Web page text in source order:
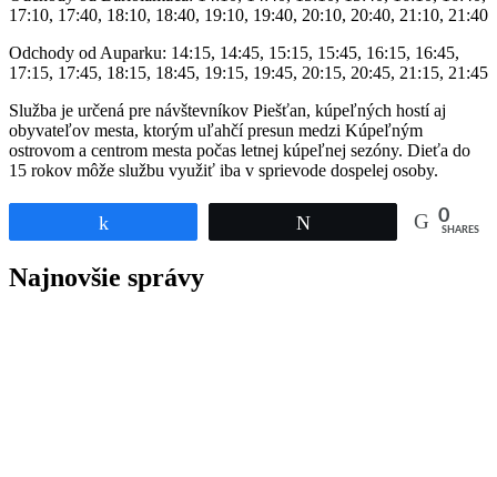
17:10, 17:40, 18:10, 18:40, 19:10, 19:40, 20:10, 20:40, 21:10, 21:40
Odchody od Auparku: 14:15, 14:45, 15:15, 15:45, 16:15, 16:45,
17:15, 17:45, 18:15, 18:45, 19:15, 19:45, 20:15, 20:45, 21:15, 21:45
Služba je určená pre návštevníkov Piešťan, kúpeľných hostí aj
obyvateľov mesta, ktorým uľahčí presun medzi Kúpeľným
ostrovom a centrom mesta počas letnej kúpeľnej sezóny. Dieťa do
15 rokov môže službu využiť iba v sprievode dospelej osoby.
0
SHARES
Najnovšie správy